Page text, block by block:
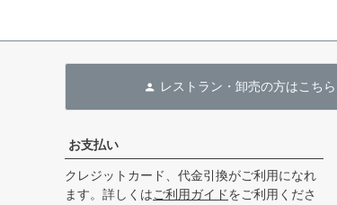
レストラン・卸売の方はこちら
お支払い
クレジットカード、代金引換がご利用になれ
ます。詳しくはご利用ガイドをご利用くださ